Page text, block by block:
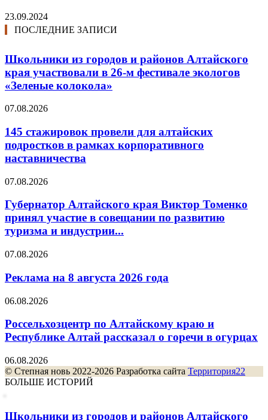
23.09.2024
ПОСЛЕДНИЕ ЗАПИСИ
Школьники из городов и районов Алтайского
края участвовали в 26-м фестивале экологов
«Зеленые колокола»
07.08.2026
145 стажировок провели для алтайских
подростков в рамках корпоративного
наставничества
07.08.2026
Губернатор Алтайского края Виктор Томенко
принял участие в совещании по развитию
туризма и индустрии...
07.08.2026
Реклама на 8 августа 2026 года
06.08.2026
Россельхозцентр по Алтайскому краю и
Республике Алтай рассказал о горечи в огурцах
06.08.2026
© Степная новь 2022-2026 Разработка сайта Территория22
БОЛЬШЕ ИСТОРИЙ
Школьники из городов и районов Алтайского